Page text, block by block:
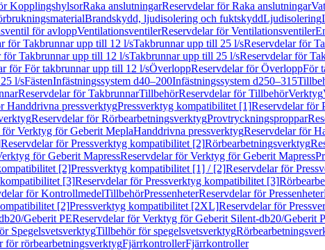
KopplingshylsorRaka anslutningarReservdelar för Raka anslutningar
Brandskydd, ljudisolering och fuktskyddLjudisolering
för avloppVentilationsventilerReservdelar för Ventilationsventiler
för Takbrunnar upp till 12 l/sTakbrunnar upp till 25 l/sReservdelar för
för Takbrunnar upp till 12 l/sTakbrunnar upp till 25 l/sReservdelar för
för För takbrunnar upp till 12 l/sÖverloppReservdelar för ÖverloppFör
l/sFästenInfästningssystem d40–200Infästningssystem d250–315
Reservdelar för TakbrunnarTillbehörReservdelar för TillbehörVerktyg
Handdrivna pressverktygPressverktyg kompatibilitet [1]Reservdelar för
Reservdelar för RörbearbetningsverktygProvtryckningsproppar
för Verktyg för Geberit MeplaHanddrivna pressverktygReservdelar för
Reservdelar för Pressverktyg kompatibilitet [2]Rörbearbetningsverktyg
för Geberit MapressReservdelar för Verktyg för Geberit Mapress
[2]Pressverktyg kompatibilitet [1] / [2]Reservdelar för
[3]Reservdelar för Pressverktyg kompatibilitet [3]
för KontrollmedelTillbehörPressenheterReservdelar för Pressenheter
[2]Pressverktyg kompatibilitet [2XL]Reservdelar för
Geberit PEReservdelar för Verktyg för Geberit Silent-db20/Geberit
SpegelsvetsverktygTillbehör för spegelsvetsverktyg
för rörbearbetningsverktygFjärrkontrollerFjärrkontroller